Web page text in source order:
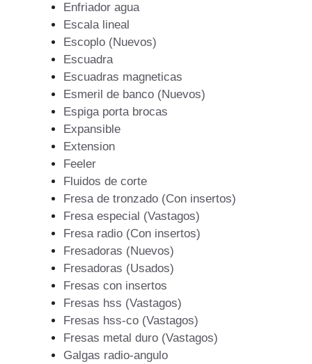
Enfriador agua
Escala lineal
Escoplo (Nuevos)
Escuadra
Escuadras magneticas
Esmeril de banco (Nuevos)
Espiga porta brocas
Expansible
Extension
Feeler
Fluidos de corte
Fresa de tronzado (Con insertos)
Fresa especial (Vastagos)
Fresa radio (Con insertos)
Fresadoras (Nuevos)
Fresadoras (Usados)
Fresas con insertos
Fresas hss (Vastagos)
Fresas hss-co (Vastagos)
Fresas metal duro (Vastagos)
Galgas radio-angulo